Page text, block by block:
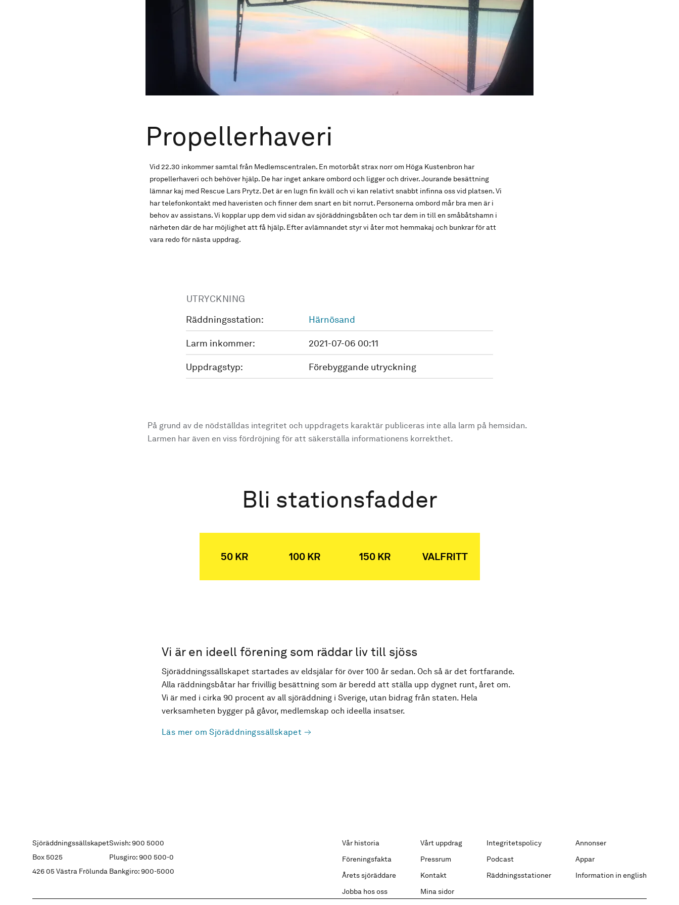
Propellerhaveri
Vid 22.30 inkommer samtal från Medlemscentralen. En motorbåt strax norr om Höga Kustenbron har
propellerhaveri och behöver hjälp. De har inget ankare ombord och ligger och driver. Jourande besättning
lämnar kaj med Rescue Lars Prytz. Det är en lugn fin kväll och vi kan relativt snabbt infinna oss vid platsen. Vi
har telefonkontakt med haveristen och finner dem snart en bit norrut. Personerna ombord mår bra men är i
behov av assistans. Vi kopplar upp dem vid sidan av sjöräddningsbåten och tar dem in till en småbåtshamn i
närheten där de har möjlighet att få hjälp. Efter avlämnandet styr vi åter mot hemmakaj och bunkrar för att
vara redo för nästa uppdrag.
UTRYCKNING
Räddningsstation:
Härnösand
Larm inkommer: 2021-07-06 00:11
Uppdragstyp: Förebyggande utryckning
På grund av de nödställdas integritet och uppdragets karaktär publiceras inte alla larm på hemsidan.
Larmen har även en viss fördröjning för att säkerställa informationens korrekthet.
Bli stationsfadder
50 KR 100 KR 150 KR VALFRITT
Vi är en ideell förening som räddar liv till sjöss
Sjöräddningssällskapet startades av eldsjälar för över 100 år sedan. Och så är det fortfarande.
Alla räddningsbåtar har frivillig besättning som är beredd att ställa upp dygnet runt, året om.
Vi är med i cirka 90 procent av all sjöräddning i Sverige, utan bidrag från staten. Hela
verksamheten bygger på gåvor, medlemskap och ideella insatser.
Läs mer om Sjöräddningssällskapet
Sjöräddningssällskapet
Box 5025
426 05 Västra Frölunda
Swish: 900 5000
Plusgiro: 900 500-0
Bankgiro: 900-5000
Vår historia Vårt uppdrag Integritetspolicy
Annonser
Föreningsfakta
Pressrum Podcast
Appar
Årets sjöräddare
Kontakt Räddningsstationer
Information in english
Jobba hos oss
Mina sidor